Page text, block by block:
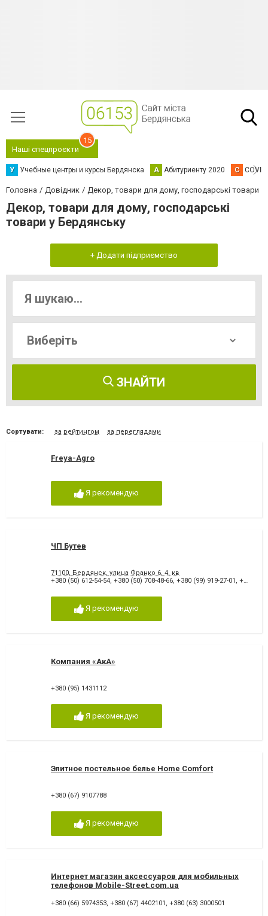
Наші спецпроєкти
15
У Учебные центры и курсы Бердянска А Абитуриенту 2020 C
Головна Довідник Декор, товари для дому, господарські товари
Декор, товари для дому, господарські
товари у Бердянську
+ Додати підприємство
ЗНАЙТИ
Сортувати: за рейтингом за переглядами
Freya-Agro
Я рекомендую
ЧП Бутев
71100, Бердянск, улица Франко 6, 4, кв
+380 (50) 612-54-54, +380 (50) 708-48-66, +380 (99) 919-27-01 , +380 (61) 534-44-34
Я рекомендую
Компания «АкА»
+380 (95) 1431112
Я рекомендую
Элитное постельное белье Home Comfort
+380 (67) 9107788
Я рекомендую
Интернет магазин аксессуаров для мобильных
телефонов Mobile-Street.com.ua
+380 (66) 5974353, +380 (67) 4402101 , +380 (63) 3000501